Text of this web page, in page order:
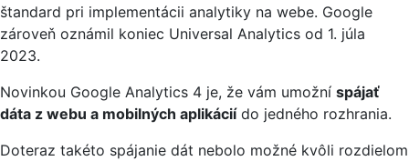
štandard pri implementácii analytiky na webe. Google
zároveň oznámil koniec Universal Analytics od 1. júla
2023.
Novinkou Google Analytics 4 je, že vám umožní spájať
dáta z webu a mobilných aplikáciído jedného rozhrania.
Doteraz takéto spájanie dát nebolo možné kvôli rozdielom